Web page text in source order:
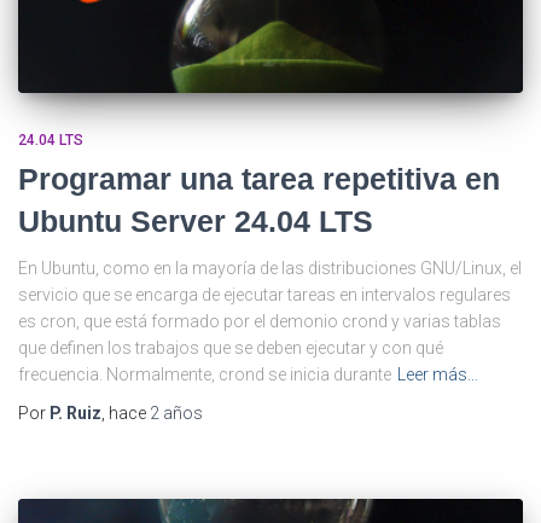
24.04 LTS
Programar una tarea repetitiva en
Ubuntu Server 24.04 LTS
En Ubuntu, como en la mayoría de las distribuciones GNU/Linux, el
servicio que se encarga de ejecutar tareas en intervalos regulares
es cron, que está formado por el demonio crond y varias tablas
que definen los trabajos que se deben ejecutar y con qué
frecuencia. Normalmente, crond se inicia durante
Leer más…
Por P. Ruiz , hace 2 años